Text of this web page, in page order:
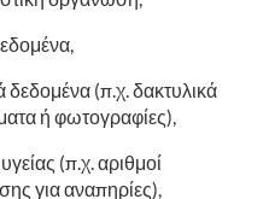
δεδομένα (π.χ. δακτυλικά
ή φωτογραφίες),
(π.χ. αριθμοί
για αναπηρίες),